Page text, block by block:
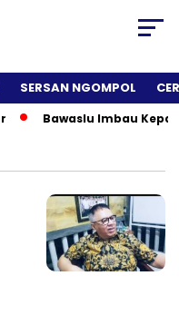
SERSAN NGOMPOL
Bawaslu Imbau Kepala